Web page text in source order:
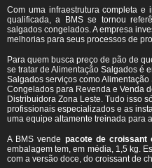
Com uma infraestrutura completa e
qualificada, a BMS se tornou
salgados congelados. A empresa
melhorias para seus processos de
Para quem busca preço de pão de
se tratar de Alimentação Salgados é
Salgados serviços como
Congelados para Revenda e Venda
Distribuidora Zona Leste. Tudo isso
profissionais especializados e as
uma equipe altamente treinada para
A BMS vende pacote de croissant
embalagem tem, em média, 1,5 kg.
com a versão doce, do croissant de